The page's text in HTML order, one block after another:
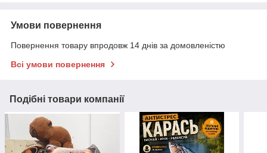
Умови повернення
Повернення товару впродовж 14 днів за домовленістю
Всі умови повернення
Подібні товари компанії